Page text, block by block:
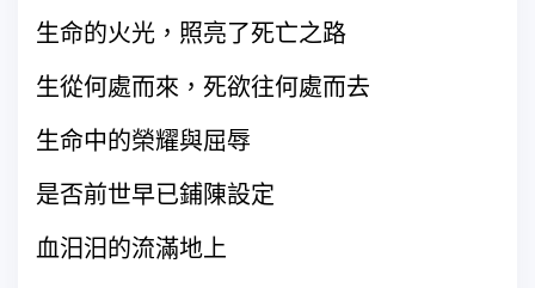
生命的火光，照亮了死亡之路
生從何處而來，死欲往何處而去
生命中的榮耀與屈辱
是否前世早已鋪陳設定
血汨汨的流滿地上